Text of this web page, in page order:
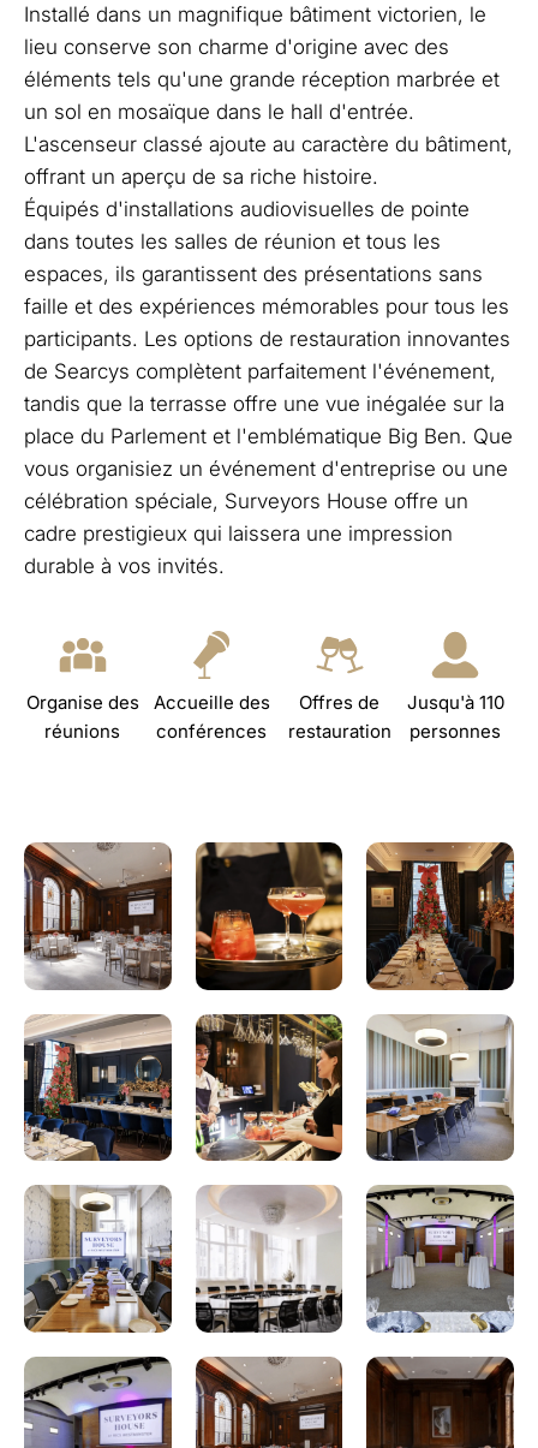
Installé dans un magnifique bâtiment victorien, le
lieu conserve son charme d'origine avec des
éléments tels qu'une grande réception marbrée et
un sol en mosaïque dans le hall d'entrée.
L'ascenseur classé ajoute au caractère du bâtiment,
offrant un aperçu de sa riche histoire.
Équipés d'installations audiovisuelles de pointe
dans toutes les salles de réunion et tous les
espaces, ils garantissent des présentations sans
faille et des expériences mémorables pour tous les
participants. Les options de restauration innovantes
de Searcys complètent parfaitement l'événement,
tandis que la terrasse offre une vue inégalée sur la
place du Parlement et l'emblématique Big Ben. Que
vous organisiez un événement d'entreprise ou une
célébration spéciale, Surveyors House offre un
cadre prestigieux qui laissera une impression
durable à vos invités.
Organise des
réunions
Accueille des
conférences
Offres de
restauration
Jusqu'à 110
personnes